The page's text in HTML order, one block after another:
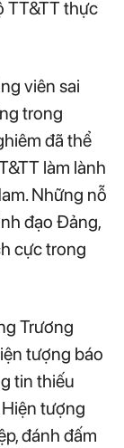
TT&TT thực
viên sai
trong
đã thể
làm lành
Những nỗ
đạo Đảng,
cực trong
Trương
tượng báo
tin thiếu
tượng
đánh đấm